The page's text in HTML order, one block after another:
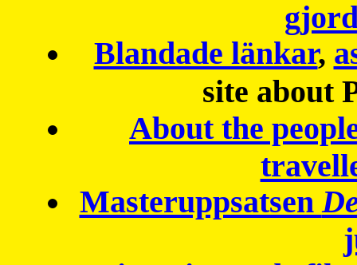
Blandade länkar,
site about
About the
Masteruppsatsen